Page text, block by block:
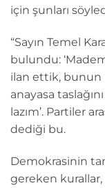
için şunları
“Sayın Temel
bulundu:
ilan ettik, bunun
anayasa
lazım’. Partiler
dediği bu.
Demokrasinin
gereken kurallar,